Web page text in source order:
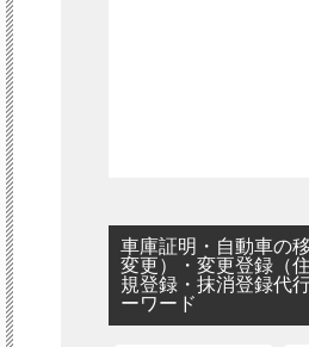
車庫証明・自動車の
変更）・変更登録（
規登録・抹消登録代
ーワード